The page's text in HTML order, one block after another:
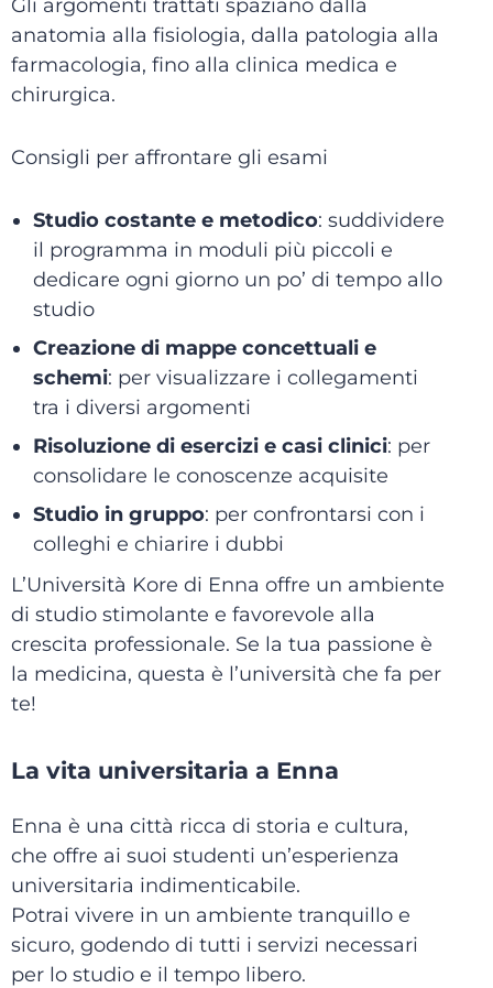
Gli argomenti trattati spaziano dalla
anatomia alla fisiologia, dalla patologia alla
farmacologia, fino alla clinica medica e
chirurgica.
Consigli per affrontare gli esami
Studio costante e metodico: suddividere
il programma in moduli più piccoli e
dedicare ogni giorno un po’ di tempo allo
studio
Creazione di mappe concettuali e
schemi: per visualizzare i collegamenti
tra i diversi argomenti
Risoluzione di esercizi e casi clinici: per
consolidare le conoscenze acquisite
Studio in gruppo: per confrontarsi con i
colleghi e chiarire i dubbi
L’Università Kore di Enna offre un ambiente
di studio stimolante e favorevole alla
crescita professionale. Se la tua passione è
la medicina, questa è l’università che fa per
te!
La vita universitaria a Enna
Enna è una città ricca di storia e cultura,
che offre ai suoi studenti un’esperienza
universitaria indimenticabile.
Potrai vivere in un ambiente tranquillo e
sicuro, godendo di tutti i servizi necessari
per lo studio e il tempo libero.